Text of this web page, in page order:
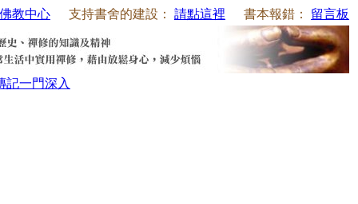
教中心 支持書舍的建設： 請點這裡 書本報錯： 留言板
記一門深入